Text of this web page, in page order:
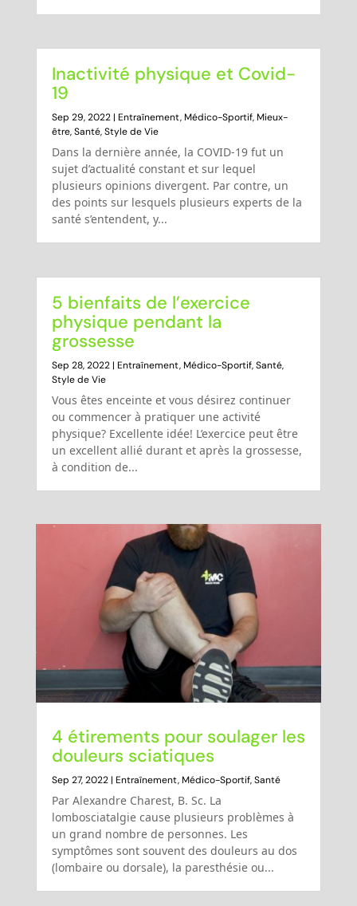
Inactivité physique et Covid-
19
Sep 29, 2022| Entraînement,Médico-Sportif,Mieux-
être,Santé,Style de Vie
Dans la dernière année, la COVID-19 fut un
sujet d’actualité constant et sur lequel
plusieurs opinions divergent. Par contre, un
des points sur lesquels plusieurs experts de la
santé s’entendent, y...
5 bienfaits de l’exercice
physique pendant la
grossesse
Sep 28, 2022| Entraînement,Médico-Sportif,Santé,
Style de Vie
Vous êtes enceinte et vous désirez continuer
ou commencer à pratiquer une activité
physique? Excellente idée! L’exercice peut être
un excellent allié durant et après la grossesse,
à condition de...
4 étirements pour soulager les
douleurs sciatiques
Sep 27, 2022| Entraînement,Médico-Sportif,Santé
Par Alexandre Charest, B. Sc. La
lombosciatalgie cause plusieurs problèmes à
un grand nombre de personnes. Les
symptômes sont souvent des douleurs au dos
(lombaire ou dorsale), la paresthésie ou...